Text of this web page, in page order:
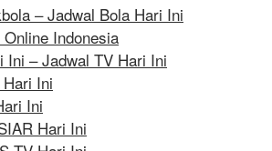
– Jadwal Bola Hari Ini
Indonesia
Ini – Jadwal TV Hari Ini
Ini
Ini
Hari Ini